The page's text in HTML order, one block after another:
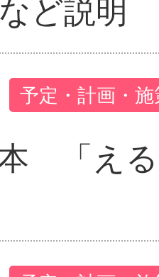
ど説明
予定・計画・
本 「え